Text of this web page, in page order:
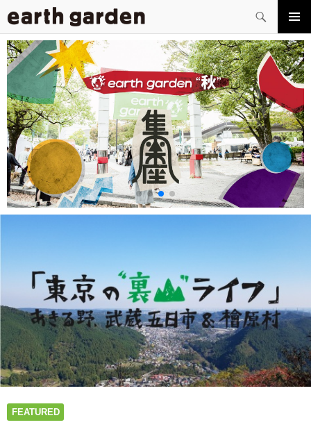
索
メイン
メニュ
ー
コ
ン
テ
ン
へ
ス
キ
ッ
プ
FEATURED